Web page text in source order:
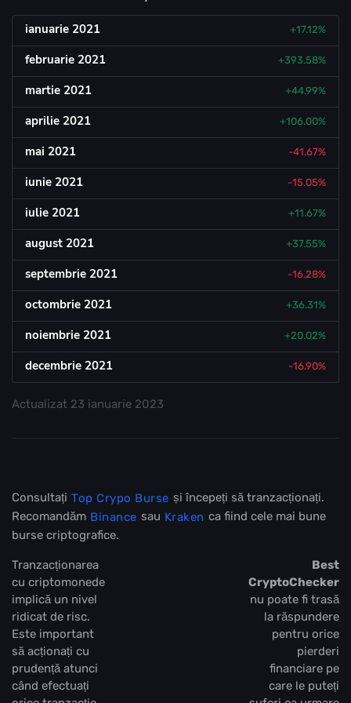
ianuarie 2021 +17.12%
februarie 2021 +393.58%
martie 2021 +44.99%
aprilie 2021 +106.00%
mai 2021 -41.67%
iunie 2021 -15.05%
iulie 2021 +11.67%
august 2021 +37.55%
septembrie 2021 -16.28%
octombrie 2021 +36.31%
noiembrie 2021 +20.02%
decembrie 2021 -16.90%
Actualizat 23 ianuarie 2023
Consultați Top Crypo Burse și începeți să tranzacționați.
Recomandăm Binance sau Kraken ca fiind cele mai bune
burse criptografice.
Tranzacționarea
cu criptomonede
implică un nivel
ridicat de risc.
Este important
să acționați cu
prudență atunci
când efectuați
Best
CryptoChecker
nu poate fi trasă
la răspundere
pentru orice
pierderi
financiare pe
care le puteți